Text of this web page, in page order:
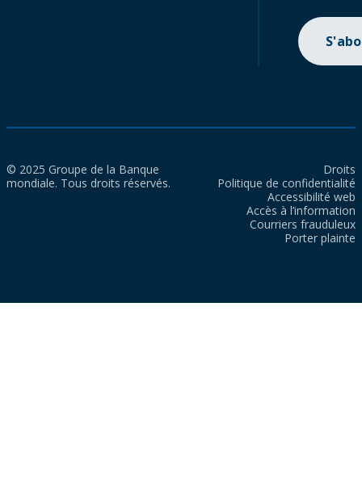
© 2025 Groupe de la Banque
mondiale. Tous droits réservés.
Droits
Politique de confidentialité
Accessibilité web
Accès à l’information
Courriers frauduleux
Porter plainte